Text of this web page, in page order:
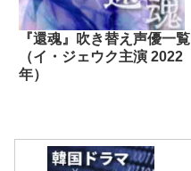
『還魂』吹き替え声優一覧
（イ・ジェウク主演 2022
年）